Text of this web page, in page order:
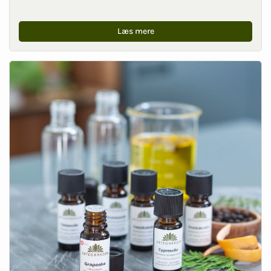
Læs mere